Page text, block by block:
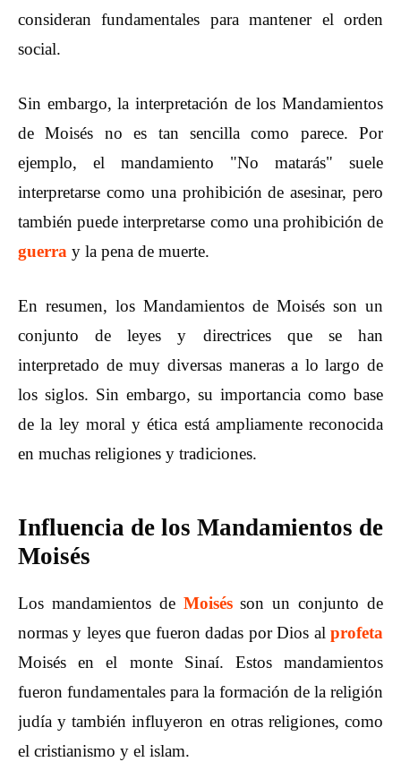
consideran fundamentales para mantener el orden
social.
Sin embargo, la interpretación de los Mandamientos
de Moisés no es tan sencilla como parece. Por
ejemplo, el mandamiento "No matarás" suele
interpretarse como una prohibición de asesinar, pero
también puede interpretarse como una prohibición de
guerra y la pena de muerte.
En resumen, los Mandamientos de Moisés son un
conjunto de leyes y directrices que se han
interpretado de muy diversas maneras a lo largo de
los siglos. Sin embargo, su importancia como base
de la ley moral y ética está ampliamente reconocida
en muchas religiones y tradiciones.
Influencia de los Mandamientos de
Moisés
Los mandamientos de Moisésson un conjunto de
normas y leyes que fueron dadas por Dios al profeta
Moisés en el monte Sinaí. Estos mandamientos
fueron fundamentales para la formación de la religión
judía y también influyeron en otras religiones, como
el cristianismo y el islam.